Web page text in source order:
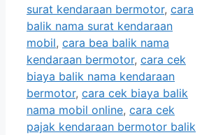
surat kendaraan bermotor, cara
balik nama surat kendaraan
mobil, cara bea balik nama
kendaraan bermotor, cara cek
biaya balik nama kendaraan
bermotor, cara cek biaya balik
nama mobil online, cara cek
pajak kendaraan bermotor balik